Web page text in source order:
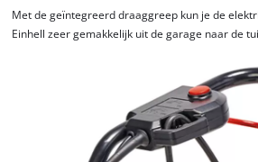
We hebben uw
de Google Maps
This content is not
to trackers that are
Met de geïntegreerd draaggreep kun je de
Einhell zeer gemakkelijk uit de garage naar de